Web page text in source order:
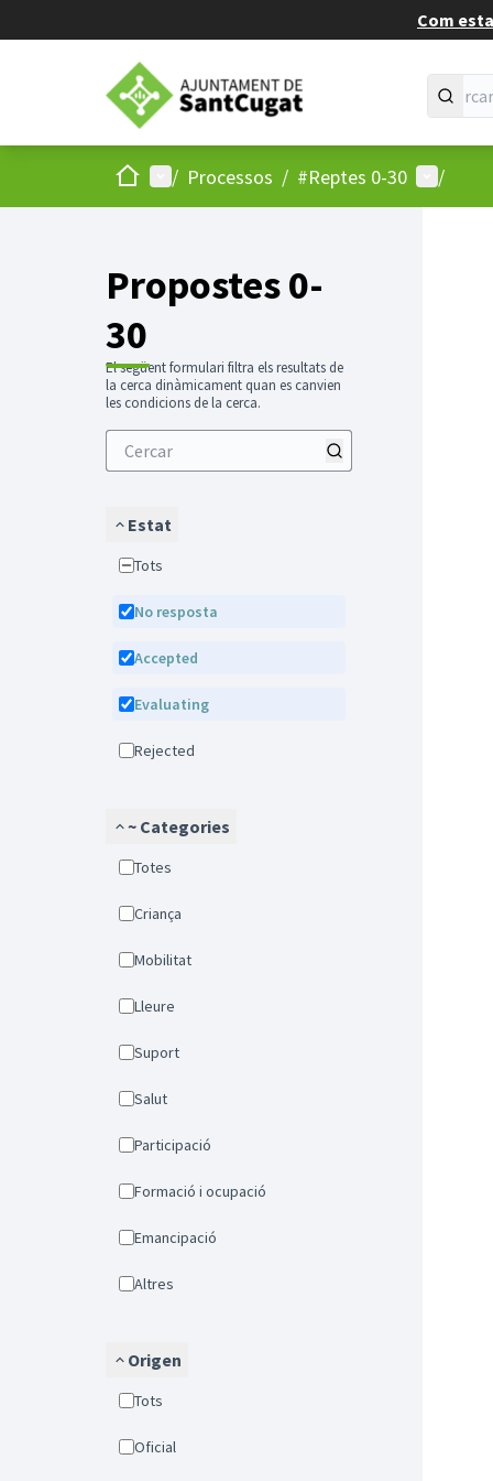
Com
Inici Menú principal
/ Processos / #Reptes 0-30 Menú
/
Propostes 0-
30
El següent formulari filtra els resultats de
la cerca dinàmicament quan es canvien
les condicions de la cerca.
Estat
Tots
No resposta
Accepted
Evaluating
Rejected
~ Categories
Totes
Criança
Mobilitat
Lleure
Suport
Salut
Participació
Formació i ocupació
Emancipació
Altres
Origen
Tots
Oficial